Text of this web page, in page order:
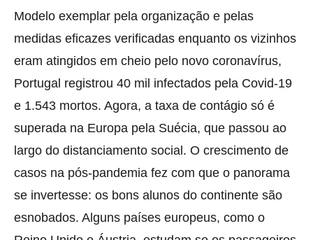
Modelo exemplar pela organização e pelas
medidas eficazes verificadas enquanto os vizinhos
eram atingidos em cheio pelo novo coronavírus,
Portugal registrou 40 mil infectados pela Covid-19
e 1.543 mortos. Agora, a taxa de contágio só é
superada na Europa pela Suécia, que passou ao
largo do distanciamento social. O crescimento de
casos na pós-pandemia fez com que o panorama
se invertesse: os bons alunos do continente são
esnobados. Alguns países europeus, como o